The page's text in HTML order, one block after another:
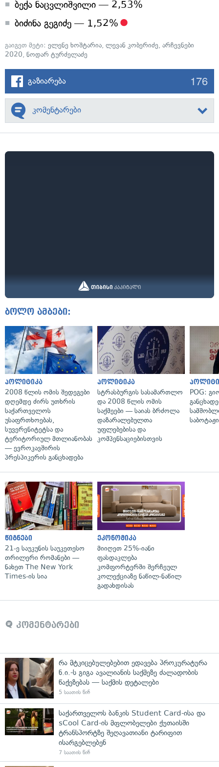
ბექა ნაცვლიშვილი — 2,53%
ბიძინა გეგიძე — 1,52%
გაიგეთ მეტი: ელენე ხოშტარია, ლევან კობერიძე, არჩევნები
2020, ნოდარ ტურძელაძე
გაზიარება 176
კომენტარები
ბოლო ამბები:
პოლიტიკა
2008 წლის ომის შედეგები
დღემდე ძირს უთხრის
საქართველოს
უსაფრთხოებას,
სუვერენიტეტსა და
ტერიტორიულ მთლიანობას
— ევროკავშირის
პრესპიკერის განცხადება
პოლიტიკა
სტრასბურგის სასამართლო
და 2008 წლის ომის
საქმეები — საიას ბრძოლა
დაზარალებულთა
უფლებებისა და
კომპენსაციებისთვის
POG:
წიგნები
21-ე საუკუნის საუკეთესო
თრილერი რომანები —
ნახეთ The New York
Times-ის სია
ეკონომიკა
მიიღეთ 25%-იანი
ფასდაკლება
კომფორტერში შერჩეულ
კოლექციაზე ნაწილ-ნაწილ
გადახდისას
კომენტარები
რა მტკიცებულებებით ედავება პროკურატურა
ნ.ი.-ს გიგა ავალიანის საქმეზე ძალადობის
წაქეზებას — საქმის დეტალები
5 საათის წინ
საქართველოს ბანკის Student Card-ისა და
sCool Card-ის მფლობელები ქუთაისში
ტრანსპორტზე შეღავათიანი ტარიფით
ისარგებლებენ
7 საათის წინ